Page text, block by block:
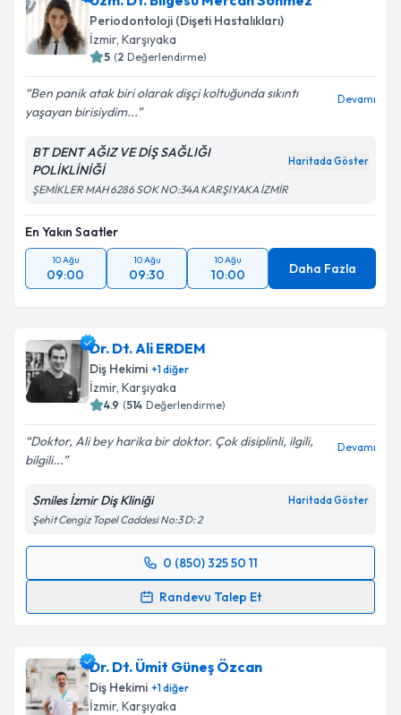
Periodontoloji (Dişeti Hastalıkları)
İzmir, Karşıyaka
5 (2 Değerlendirme)
Ben panik atak biri olarak dişçi koltuğunda sıkıntı
yaşayan birisiydim...
Devamı
BT DENT AĞIZ VE DİŞ SAĞLIĞI
POLİKLİNİĞİ
Haritada Göster
ŞEMİKLER MAH 6286 SOK NO:34A KARŞIYAKA İZMİR
En Yakın Saatler
10 Ağu
09:00
10 Ağu
09:30
10 Ağu
10:00 Daha Fazla
Dr. Dt. Ali ERDEM
Diş Hekimi +1diğer
İzmir, Karşıyaka
4.9 (514 Değerlendirme)
Doktor, Ali bey harika bir doktor. Çok disiplinli, ilgili,
bilgili...
Devamı
Smiles İzmir Diş Kliniği Haritada Göster
Şehit Cengiz Topel Caddesi No:3 D: 2
0 (850) 325 50 11
Randevu Talep Et
Randevu Takvimi Talebi
takvim hazırlandığında e-posta ile bilgilendireceğiz.
E-posta Adresiniz
Dr. Dt. Ümit Güneş Özcan
Diş Hekimi +1diğer
İzmir, Karşıyaka